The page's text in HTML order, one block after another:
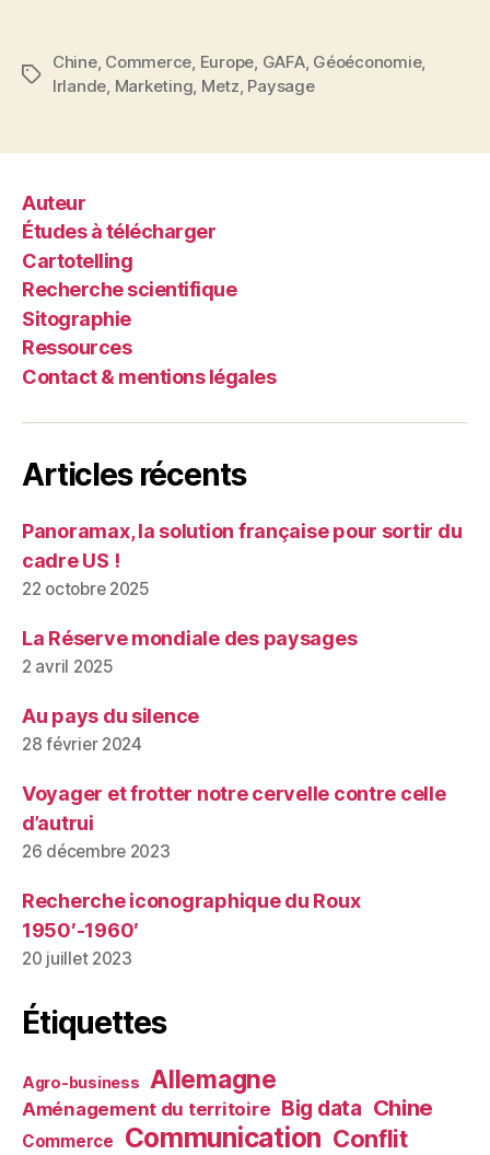
nouveaux
les
Étiquettes
Chine, Commerce, Europe, GAFA, Géoéconomie,
Irlande, Marketing, Metz, Paysage
Auteur
Études à télécharger
Cartotelling
Recherche scientifique
Sitographie
Ressources
Contact & mentions légales
Articles récents
Panoramax, la solution française pour sortir du
cadre US !
22 octobre 2025
La Réserve mondiale des paysages
2 avril 2025
Au pays du silence
28 février 2024
Voyager et frotter notre cervelle contre celle
d’autrui
26 décembre 2023
Recherche iconographique du Roux
1950′-1960′
20 juillet 2023
Étiquettes
Agro-business Allemagne
Aménagement du territoire Big data Chine
Commerce Communication Conflit